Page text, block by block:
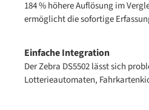
184 % höhere Auflösung im
ermöglicht die sofortige
Einfache Integration
Der Zebra DS5502 lässt sich
Lotterieautomaten,